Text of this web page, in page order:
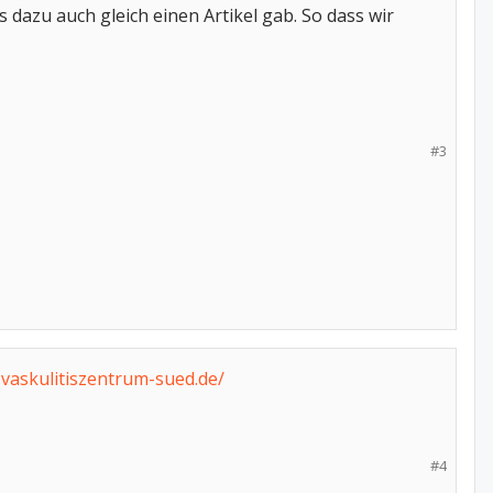
auch gleich einen Artikel gab. So dass wir
#3
sued.de/
#4